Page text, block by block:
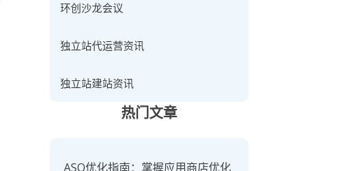
环创沙龙会议
独立站代运营资讯
独立站建站资讯
热门文章
ASO优化指南：掌握应用商店优化